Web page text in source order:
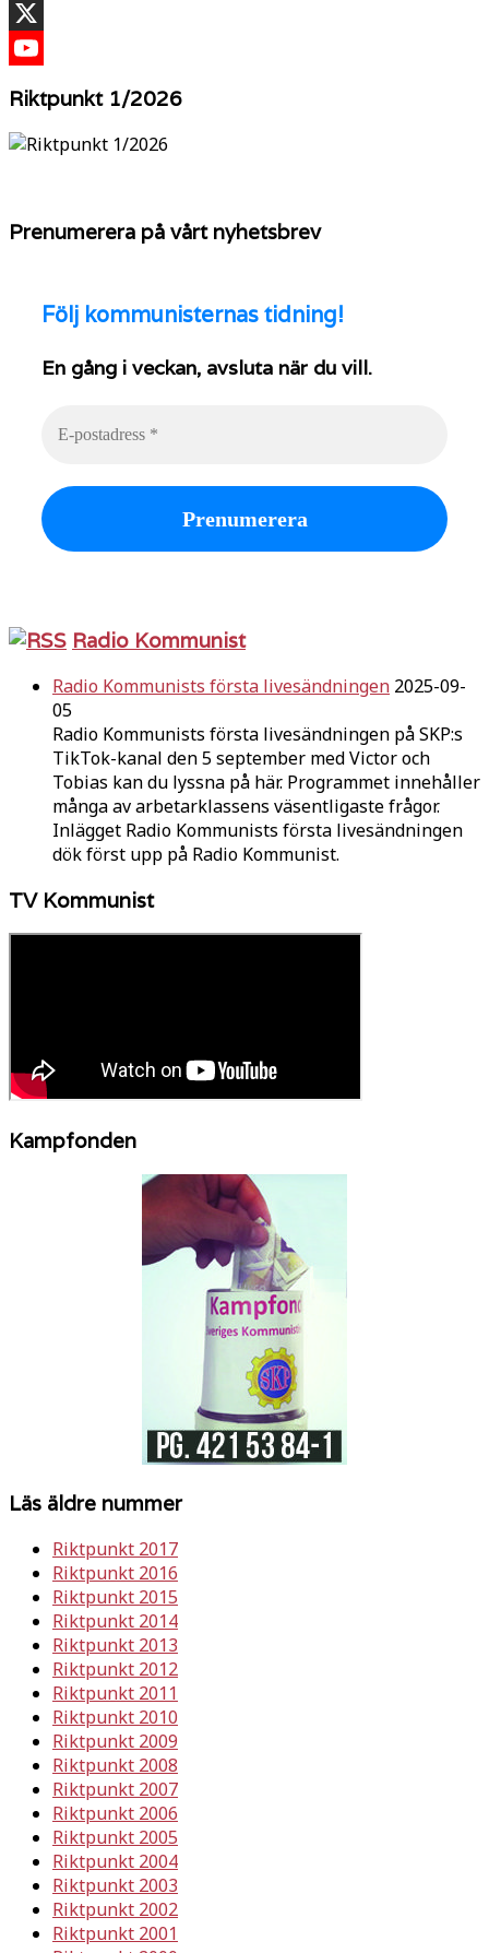
TikTok
X
Riktpunkt 1/2026
Prenumerera på vårt nyhetsbrev
Följ kommunisternas tidning!
En gång i veckan, avsluta när du vill.
Radio Kommunist
Radio Kommunists första livesändningen 2025-09-
05
Radio Kommunists första livesändningen på SKP:s
TikTok-kanal den 5 september med Victor och
Tobias kan du lyssna på här. Programmet innehåller
många av arbetarklassens väsentligaste frågor.
Inlägget Radio Kommunists första livesändningen
dök först upp på Radio Kommunist.
TV Kommunist
Kampfonden
Läs äldre nummer
Riktpunkt 2017
Riktpunkt 2016
Riktpunkt 2015
Riktpunkt 2014
Riktpunkt 2013
Riktpunkt 2012
Riktpunkt 2011
Riktpunkt 2010
Riktpunkt 2009
Riktpunkt 2008
Riktpunkt 2007
Riktpunkt 2006
Riktpunkt 2005
Riktpunkt 2004
Riktpunkt 2003
Riktpunkt 2002
Riktpunkt 2001